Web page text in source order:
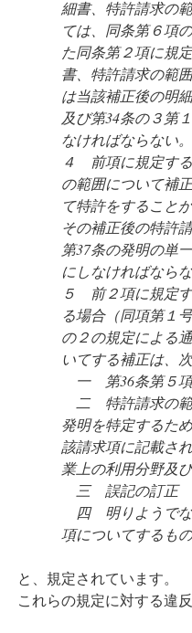
細書、特許請求の
ては、同条第６項
た同条第２項に規
書、特許請求の範
は当該補正後の明
及び第34条の３第
なければならない。
４ 前項に規定す
の範囲について補
て特許をすること
その補正後の特許
第37条の発明の単
にしなければならな
５ 前２項に規定
る場合（同項第１
の２の規定による
いてする補正は、
一 第36条第５項
二 特許請求の範
発明を特定するた
該請求項に記載さ
業上の利用分野及
三 誤記の訂正
四 明りようでな
項についてするも
と、規定されています。
これらの規定に対する違